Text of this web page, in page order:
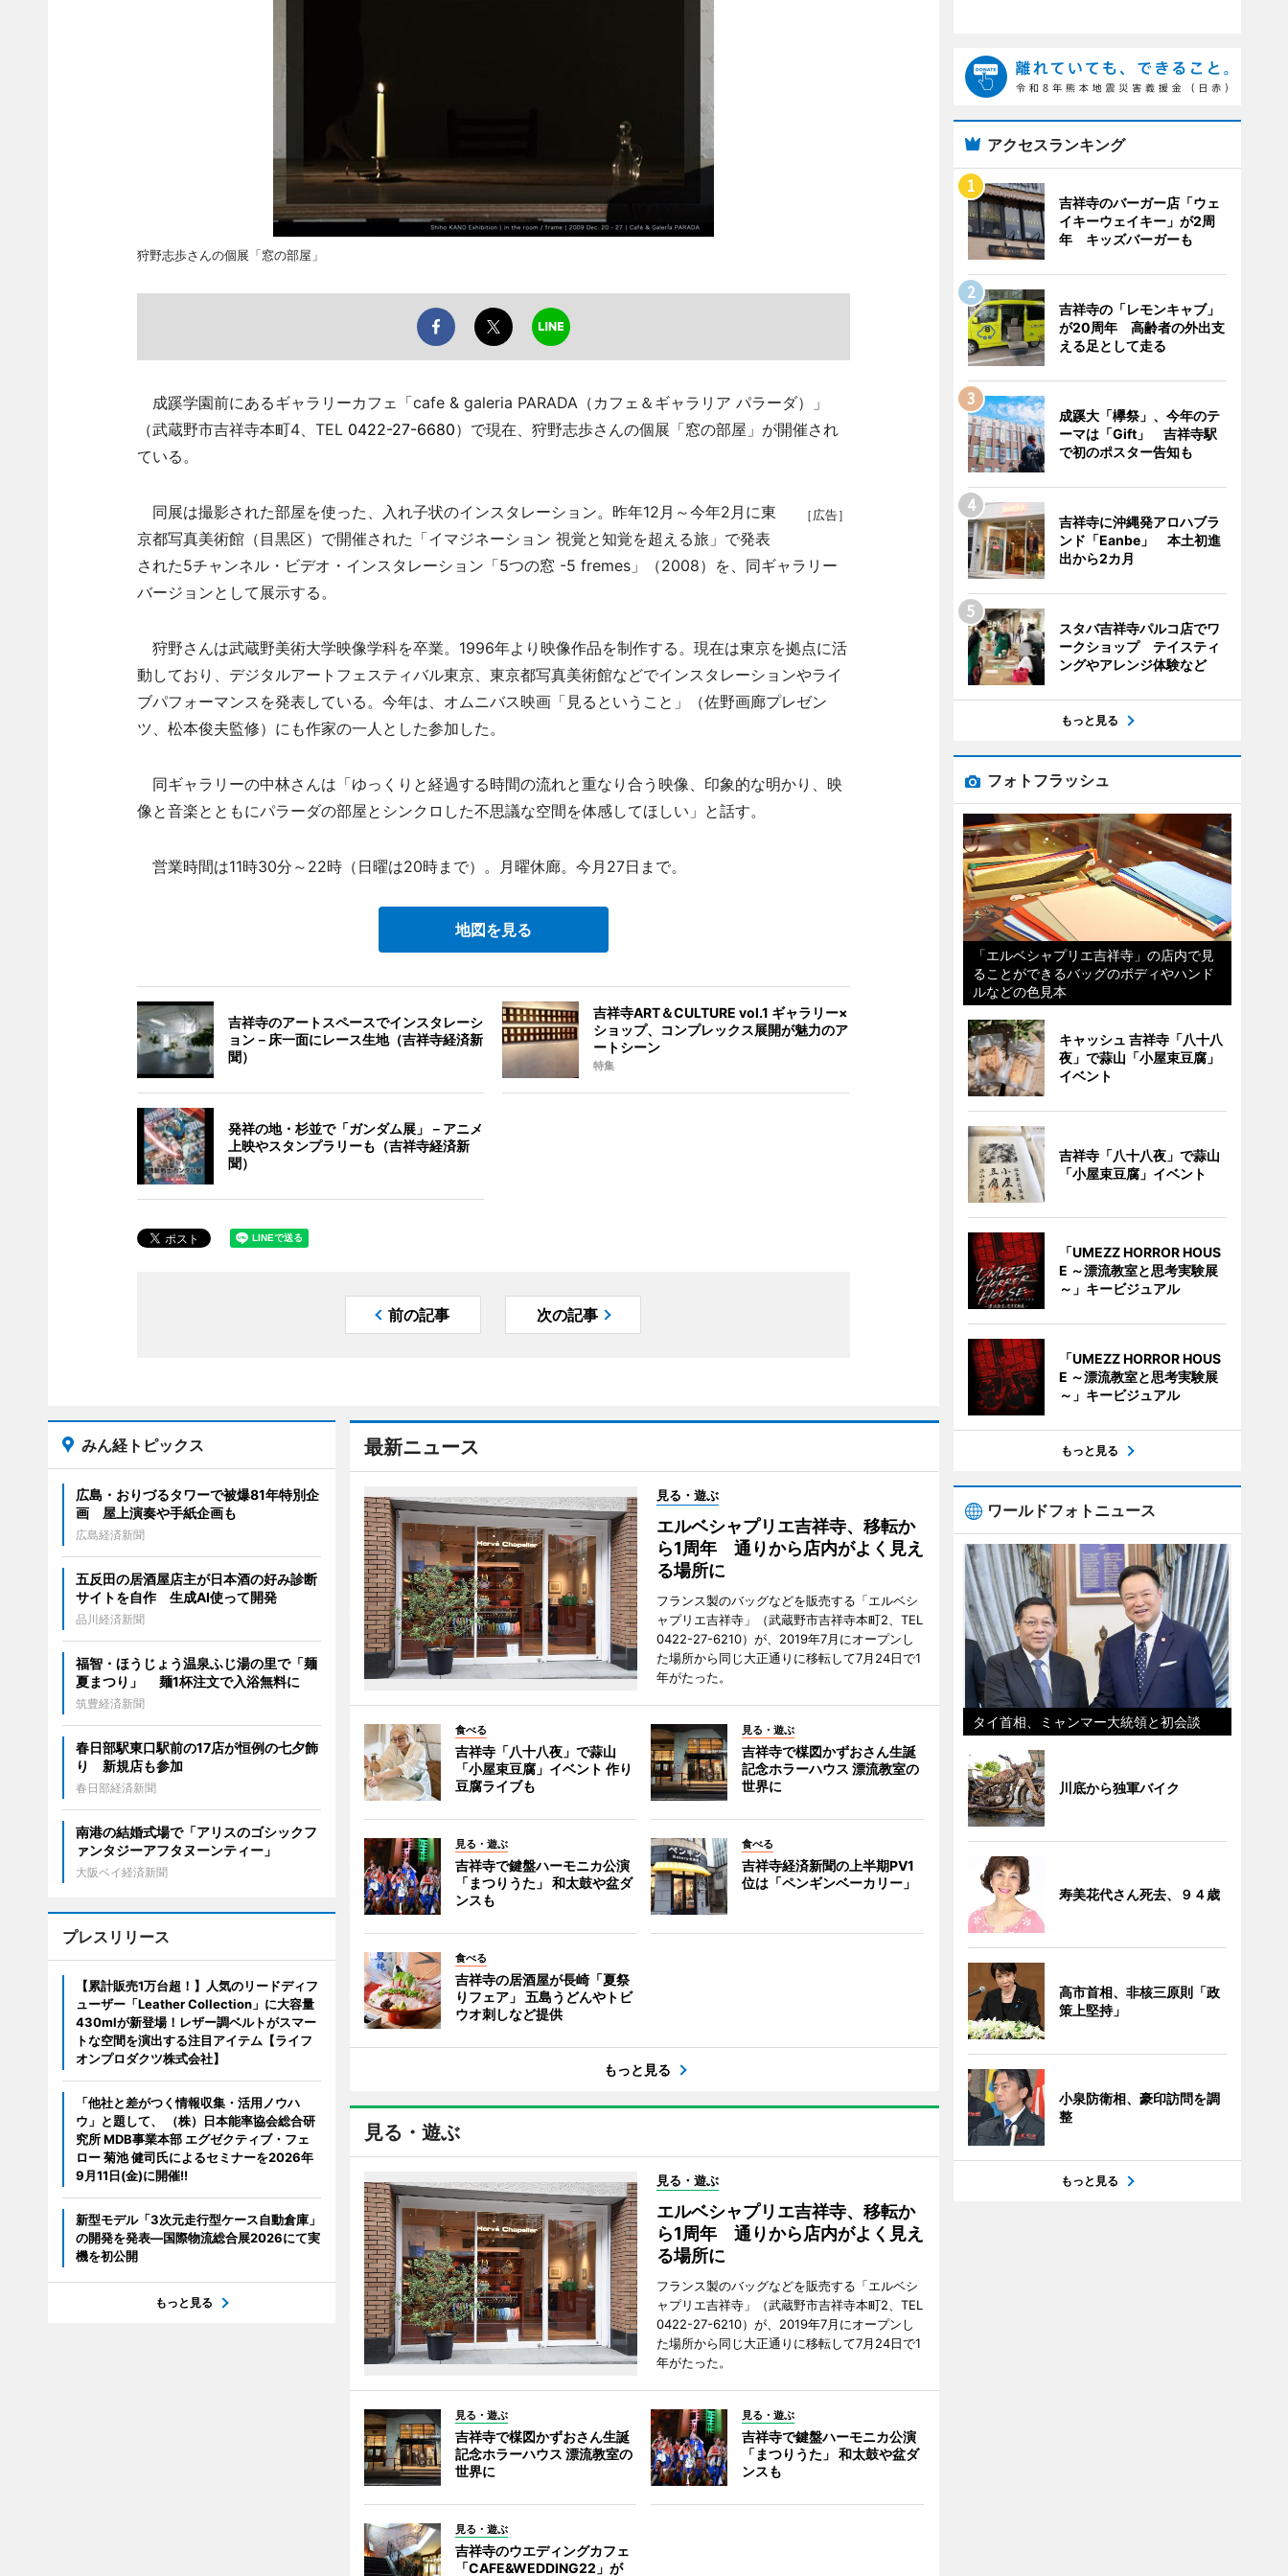
狩野志歩さんの個展「窓の部屋」
成蹊学園前にあるギャラリーカフェ「cafe & galeria PARADA（カフェ＆ギャラリア パラーダ）」
（武蔵野市吉祥寺本町4、TEL 0422-27-6680）で現在、狩野志歩さんの個展「窓の部屋」が開催され
ている。
［広告］
同展は撮影された部屋を使った、入れ子状のインスタレーション。昨年12月～今年2月に東
京都写真美術館（目黒区）で開催された「イマジネーション 視覚と知覚を超える旅」で発表
された5チャンネル・ビデオ・インスタレーション「5つの窓 -5 fremes」（2008）を、同ギャラリー
バージョンとして展示する。
狩野さんは武蔵野美術大学映像学科を卒業。1996年より映像作品を制作する。現在は東京を拠点に活
動しており、デジタルアートフェスティバル東京、東京都写真美術館などでインスタレーションやライ
ブパフォーマンスを発表している。今年は、オムニバス映画「見るということ」（佐野画廊プレゼン
ツ、松本俊夫監修）にも作家の一人とした参加した。
同ギャラリーの中林さんは「ゆっくりと経過する時間の流れと重なり合う映像、印象的な明かり、映
像と音楽とともにパラーダの部屋とシンクロした不思議な空間を体感してほしい」と話す。
営業時間は11時30分～22時（日曜は20時まで）。月曜休廊。今月27日まで。
地図を見る
吉祥寺のアートスペースでインスタレーシ
ョン－床一面にレース生地（吉祥寺経済新
聞）
吉祥寺ART＆CULTURE vol.1 ギャラリー×
ショップ、コンプレックス展開が魅力のア
ートシーン
特集
発祥の地・杉並で「ガンダム展」－アニメ
上映やスタンプラリーも（吉祥寺経済新
聞）
前の記事 次の記事
最新ニュース
見る・遊ぶ
エルベシャプリエ吉祥寺、移転か
ら1周年 通りから店内がよく見え
る場所に
フランス製のバッグなどを販売する「エルベシ
ャプリエ吉祥寺」（武蔵野市吉祥寺本町2、TEL
0422-27-6210）が、2019年7月にオープンし
た場所から同じ大正通りに移転して7月24日で1
年がたった。
食べる
吉祥寺「八十八夜」で蒜山
「小屋束豆腐」イベント 作り
豆腐ライブも
見る・遊ぶ
吉祥寺で楳図かずおさん生誕
記念ホラーハウス 漂流教室の
世界に
見る・遊ぶ
吉祥寺で鍵盤ハーモニカ公演
「まつりうた」 和太鼓や盆ダ
ンスも
食べる
吉祥寺経済新聞の上半期PV1
位は「ペンギンベーカリー」
食べる
吉祥寺の居酒屋が長崎「夏祭
りフェア」 五島うどんやトビ
ウオ刺しなど提供
もっと見る
見る・遊ぶ
見る・遊ぶ
エルベシャプリエ吉祥寺、移転か
ら1周年 通りから店内がよく見え
る場所に
フランス製のバッグなどを販売する「エルベシ
ャプリエ吉祥寺」（武蔵野市吉祥寺本町2、TEL
0422-27-6210）が、2019年7月にオープンし
た場所から同じ大正通りに移転して7月24日で1
年がたった。
見る・遊ぶ
吉祥寺で楳図かずおさん生誕
記念ホラーハウス 漂流教室の
世界に
見る・遊ぶ
吉祥寺で鍵盤ハーモニカ公演
「まつりうた」 和太鼓や盆ダ
ンスも
見る・遊ぶ
吉祥寺のウエディングカフェ
「CAFE&WEDDING22」が
みん経トピックス
広島・おりづるタワーで被爆81年特別企
画 屋上演奏や手紙企画も
広島経済新聞
五反田の居酒屋店主が日本酒の好み診断
サイトを自作 生成AI使って開発
品川経済新聞
福智・ほうじょう温泉ふじ湯の里で「麺
夏まつり」 麺1杯注文で入浴無料に
筑豊経済新聞
春日部駅東口駅前の17店が恒例の七夕飾
り 新規店も参加
春日部経済新聞
南港の結婚式場で「アリスのゴシックフ
ァンタジーアフタヌーンティー」
大阪ベイ経済新聞
プレスリリース
【累計販売1万台超！】人気のリードディフ
ューザー「Leather Collection」に大容量
430mlが新登場！レザー調ベルトがスマー
トな空間を演出する注目アイテム【ライフ
オンプロダクツ株式会社】
「他社と差がつく情報収集・活用ノウハ
ウ」と題して、 （株）日本能率協会総合研
究所 MDB事業本部 エグゼクティブ・フェ
ロー 菊池 健司氏によるセミナーを2026年
9月11日(金)に開催!!
新型モデル「3次元走行型ケース自動倉庫」
の開発を発表―国際物流総合展2026にて実
機を初公開
もっと見る
アクセスランキング
吉祥寺のバーガー店「ウェ
イキーウェイキー」が2周
年 キッズバーガーも
吉祥寺の「レモンキャブ」
が20周年 高齢者の外出支
える足として走る
成蹊大「欅祭」、今年のテ
ーマは「Gift」 吉祥寺駅
で初のポスター告知も
吉祥寺に沖縄発アロハブラ
ンド「Eanbe」 本土初進
出から2カ月
スタバ吉祥寺パルコ店でワ
ークショップ テイスティ
ングやアレンジ体験など
もっと見る
フォトフラッシュ
「エルベシャプリエ吉祥寺」の店内で見
ることができるバッグのボディやハンド
ルなどの色見本
キャッシュ 吉祥寺「八十八
夜」で蒜山「小屋束豆腐」
イベント
吉祥寺「八十八夜」で蒜山
「小屋束豆腐」イベント
「UMEZZ HORROR HOUS
E ～漂流教室と思考実験展
～」キービジュアル
「UMEZZ HORROR HOUS
E ～漂流教室と思考実験展
～」キービジュアル
もっと見る
ワールドフォトニュース
タイ首相、ミャンマー大統領と初会談
川底から独軍バイク
寿美花代さん死去、９４歳
高市首相、非核三原則「政
策上堅持」
小泉防衛相、豪印訪問を調
整
もっと見る